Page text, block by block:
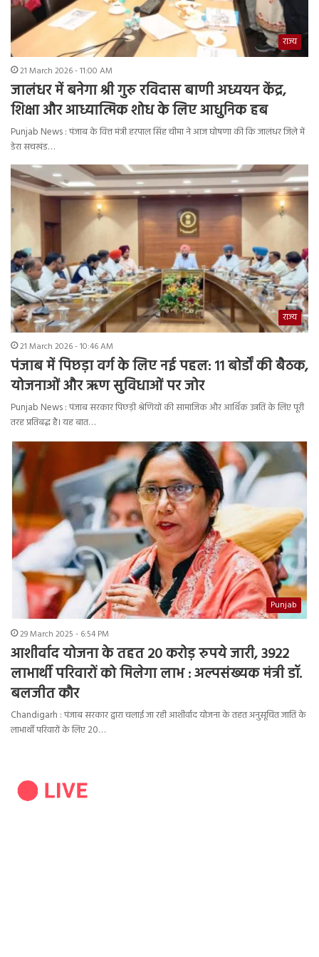
राज्य
21 March 2026 - 11:00 AM
जालंधर में बनेगा श्री गुरु रविदास बाणी अध्ययन केंद्र,
शिक्षा और आध्यात्मिक शोध के लिए आधुनिक हब
Punjab News : पंजाब के वित्त मंत्री हरपाल सिंह चीमा ने आज घोषणा की कि जालंधर जिले में
डेरा सचखंड…
राज्य
21 March 2026 - 10:46 AM
पंजाब में पिछड़ा वर्ग के लिए नई पहल: 11 बोर्डों की बैठक,
योजनाओं और ऋण सुविधाओं पर जोर
Punjab News : पंजाब सरकार पिछड़ी श्रेणियों की सामाजिक और आर्थिक उन्नति के लिए पूरी
तरह प्रतिबद्ध है। यह बात…
Punjab
29 March 2025 - 6:54 PM
आशीर्वाद योजना के तहत 20 करोड़ रुपये जारी, 3922
लाभार्थी परिवारों को मिलेगा लाभ : अल्पसंख्यक मंत्री डॉ.
बलजीत कौर
Chandigarh : पंजाब सरकार द्वारा चलाई जा रही आशीर्वाद योजना के तहत अनुसूचित जाति के
लाभार्थी परिवारों के लिए 20…